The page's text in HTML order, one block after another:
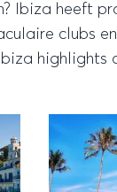
Ibiza heeft
clubs
highlights